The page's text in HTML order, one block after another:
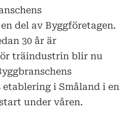
del av Byggföretagen.
30 år är
träindustrin blir nu
i Småland i en
under våren.